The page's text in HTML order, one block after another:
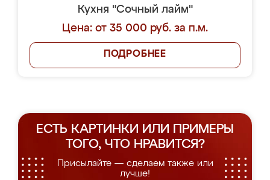
Кухня "Сочный лайм"
Цена: от 35 000 руб. за п.м.
ПОДРОБНЕЕ
ЕСТЬ КАРТИНКИ ИЛИ ПРИМЕРЫ
ТОГО, ЧТО НРАВИТСЯ?
Присылайте — сделаем также или
лучше!